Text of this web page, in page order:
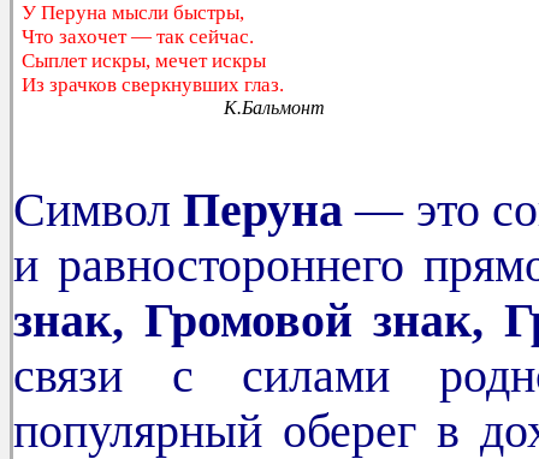
У Перуна мысли быстры,
Что захочет — так сейчас.
Сыплет искры, мечет искры
Из зрачков сверкнувших глаз.
К.Бальмонт
СимволПеруна — это
и равностороннего
знак, Громовой знак,
связи с силами
популярный оберег в